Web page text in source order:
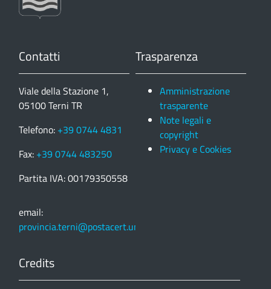
Contatti
Viale della Stazione 1,
05100 Terni TR
Telefono: +39 0744 4831
Fax: +39 0744 483250
Partita IVA: 00179350558
email:
provincia.terni@postacert.umbria.it
Trasparenza
Amministrazione
trasparente
Note legali e
copyright
Privacy e Cookies
Credits